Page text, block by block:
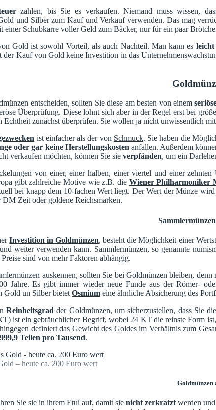
zahlen, bis Sie es verkaufen. Niemand muss wissen,
und Silber zum Kauf und Verkauf verwenden. Das mag
einer Schubkarre voller Geld zum Bäcker, nur für ein paar
Gold ist sowohl Vorteil, als auch Nachteil. Man kann es leicht
Kauf von Gold keine Investition in das
entscheiden, sollten Sie diese am besten von einem
Überprüfung. Diese lohnt sich aber in der Regel erst bei
Echtheit zunächst überprüfen. Sie wollen ja nicht unwissentlich
ist einfacher als der von Schmuck. Sie haben die
oder gar keine Herstellungskosten anfallen. Außerdem
verkaufen möchten, können Sie sie verpfänden, um ein
von einer, einer halben, einer viertel und einer
gibt zahlreiche Motive wie z.B. die Wiener Philharmoniker
bei knapp dem 10-fachen Wert liegt. Der Wert der Münze
Zeit oder goldene Reichsmarken.
Investition in Goldmünzen, besteht die Möglichkeit einer
weiter verwenden kann. Sammlermünzen, so genannte
sind von mehr Faktoren abhängig.
auskennen, sollten Sie bei Goldmünzen bleiben,
Jahre. Es gibt immer wieder neue Funde aus der Römer-
Gold un Silber bietet Osmium eine ähnliche Absicherung des
Reinheitsgrad der Goldmünzen, um sicherzustellen, dass Sie
ist ein gebräuchlicher Begriff, wobei 24 KT die reinste Form
definiert das Gewicht des Goldes im Verhältnis zum
999,9 Teilen pro Tausend.
– heute ca. 200 Euro wert
Goldmünzen
Sie sie in ihrem Etui auf, damit sie nicht zerkratzt werden und